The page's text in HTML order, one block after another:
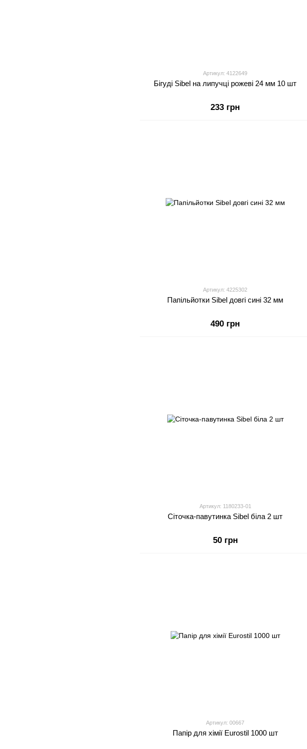
Артикул: 4122649
Бігуді Sibel на липучці рожеві 24 мм 10 шт
233 грн
Артикул: 4225302
Папільйотки Sibel довгі сині 32 мм
490 грн
Артикул: 1180233-01
Сіточка-павутинка Sibel біла 2 шт
50 грн
Артикул: 00667
Папір для хімії Eurostil 1000 шт